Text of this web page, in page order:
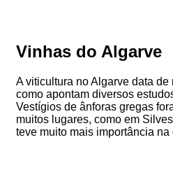
Vinhas do Algarve
A viticultura no Algarve data de
como apontam diversos
Vestígios de ânforas gregas
muitos lugares, como em
teve muito mais importância